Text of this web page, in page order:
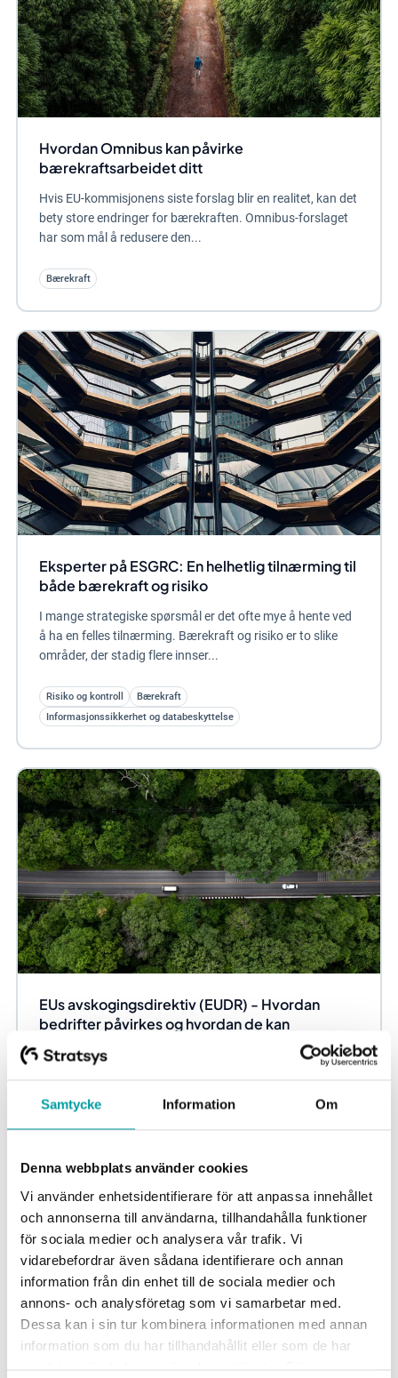
Samtycke Information Om
Denna webbplats använder cookies
Vi använder enhetsidentifierare för att anpassa innehållet
och annonserna till användarna, tillhandahålla funktioner
för sociala medier och analysera vår trafik. Vi
vidarebefordrar även sådana identifierare och annan
information från din enhet till de sociala medier och
annons- och analysföretag som vi samarbetar med.
Dessa kan i sin tur kombinera informationen med annan
information som du har tillhandahållit eller som de har
Hvordan Omnibus kan påvirke
bærekraftsarbeidet ditt
Hvis EU-kommisjonens siste forslag blir en realitet, kan det
bety store endringer for bærekraften. Omnibus-forslaget
har som mål å redusere den...
Bærekraft
Eksperter på ESGRC: En helhetlig tilnærming til
både bærekraft og risiko
I mange strategiske spørsmål er det ofte mye å hente ved
å ha en felles tilnærming. Bærekraft og risiko er to slike
områder, der stadig flere innser...
Risiko og kontroll
Bærekraft
Informasjonssikkerhet og databeskyttelse
EUs avskogingsdirektiv (EUDR) - Hvordan
bedrifter påvirkes og hvordan de kan
av visse produkter i leverandørkjeden....